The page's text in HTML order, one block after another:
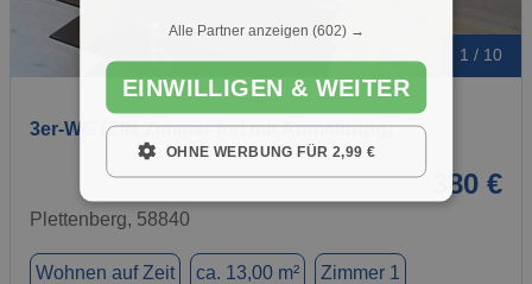
1 / 10
3er-WG (EIN Zimmer frei mit Anmeldung)
380 €
Plettenberg, 58840
Wohnen auf Zeit ca. 13,00 m² Zimmer 1
Alle Partner anzeigen (602) →
EINWILLIGEN & WEITER
OHNE WERBUNG FÜR 2,99 €